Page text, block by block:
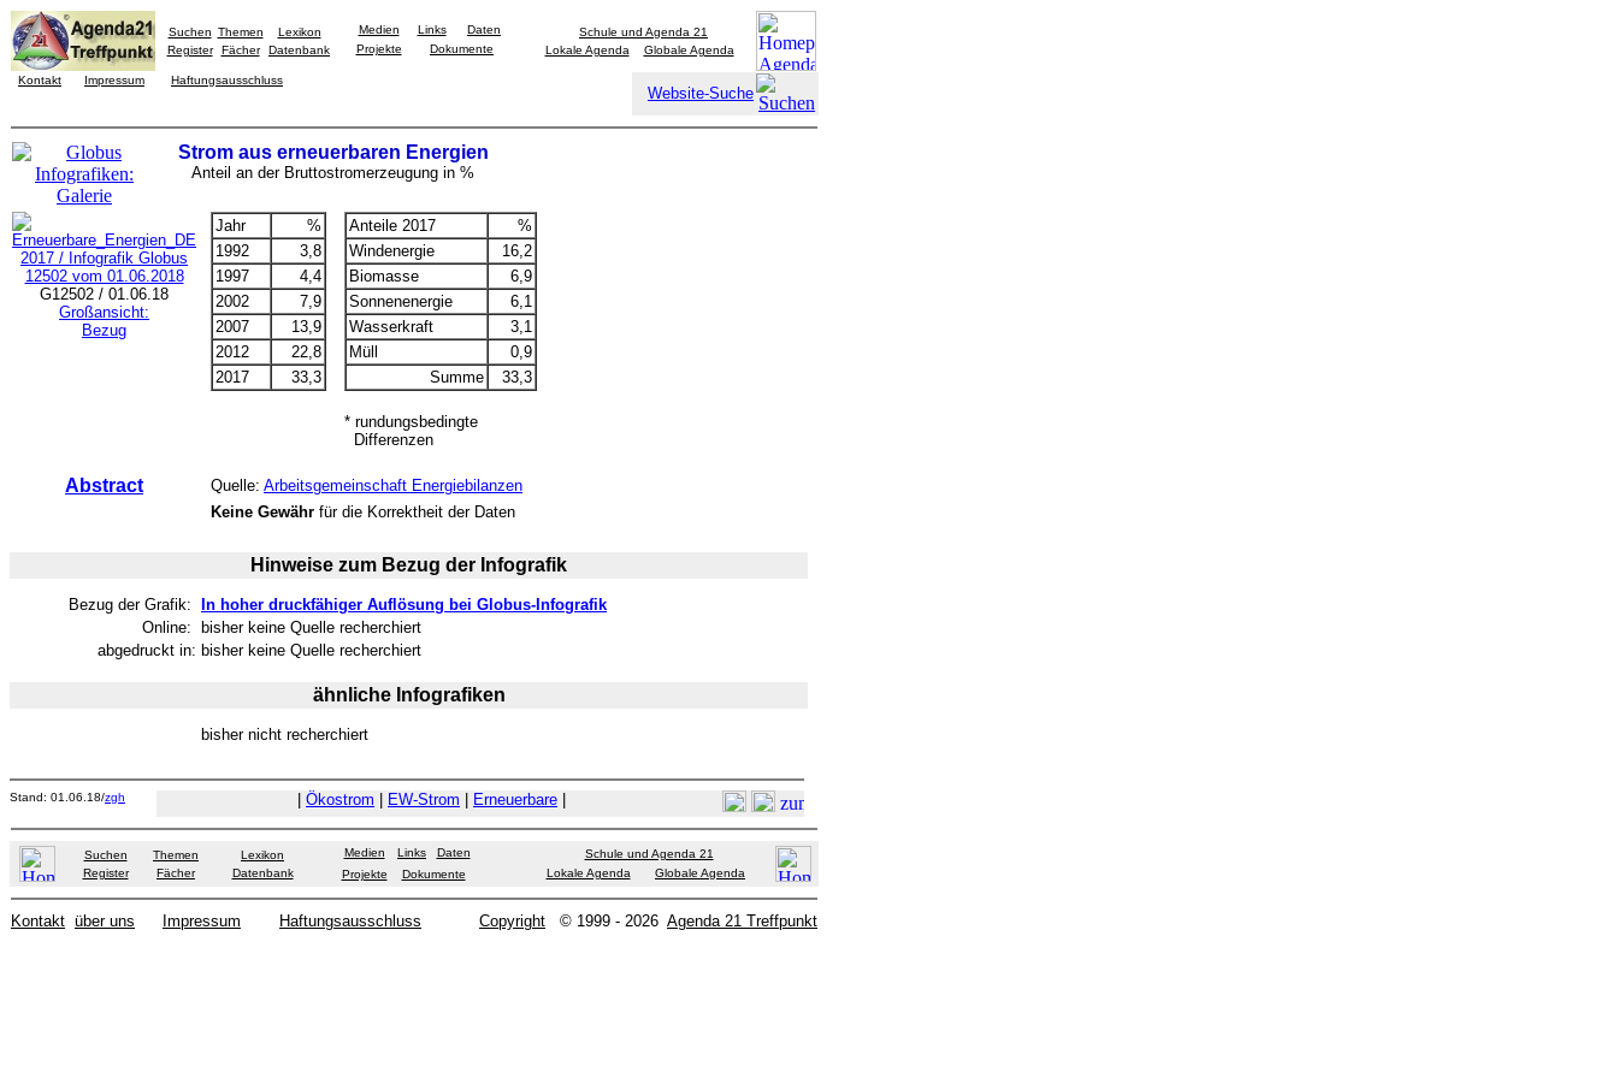
Suchen Themen
Lexikon
Register
Fächer Datenbank
Medien Links
Daten
Projekte
Dokumente
Schule und Agenda 21
Lokale Agenda
Globale Agenda
Kontakt Impressum Haftungsausschluss
Website-Suche
Strom aus erneuerbaren Energien
Anteil an der Bruttostromerzeugung in %
G12502 / 01.06.18
Großansicht:
Bezug
Jahr
%
1992
3,8
1997
4,4
2002
7,9
2007
13,9
2012
22,8
2017
33,3
Anteile 2017
%
Windenergie
16,2
Biomasse
6,9
Sonnenenergie
6,1
Wasserkraft
3,1
Müll
0,9
Summe
33,3
* rundungsbedingte
Differenzen
Abstract Quelle: Arbeitsgemeinschaft Energiebilanzen
Keine Gewähr für die Korrektheit der Daten
Hinweise zum Bezug der Infografik
Bezug der Grafik:
In hoher druckfähiger Auflösung bei Globus-Infografik
Online:
bisher keine Quelle recherchiert
abgedruckt in: bisher keine Quelle recherchiert
ähnliche Infografiken
bisher nicht recherchiert
Stand: 01.06.18/zgh Ökostrom EW-Strom Erneuerbare
Suchen Themen
Lexikon
Register
Fächer Datenbank
Medien Links
Daten
Projekte
Dokumente
Schule und Agenda 21
Lokale Agenda
Globale Agenda
Kontakt über uns Impressum Haftungsausschluss Copyright © 1999 - 2026 Agenda 21 Treffpunkt